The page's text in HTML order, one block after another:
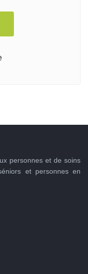
personnes et de soins
et personnes en